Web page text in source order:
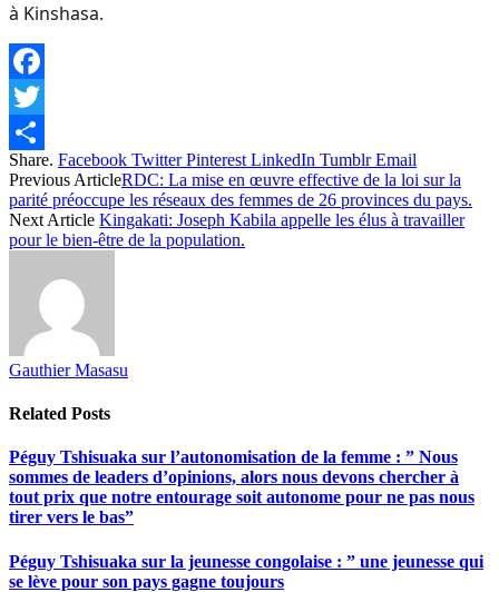
à Kinshasa.
Facebook
Twitter
Share
Share. Facebook Twitter Pinterest LinkedIn Tumblr Email
Previous ArticleRDC: La mise en œuvre effective de la loi sur la
parité préoccupe les réseaux des femmes de 26 provinces du pays.
Next Article Kingakati: Joseph Kabila appelle les élus à travailler
pour le bien-être de la population.
Gauthier Masasu
Related Posts
Péguy Tshisuaka sur l’autonomisation de la femme : ” Nous
sommes de leaders d’opinions, alors nous devons chercher à
tout prix que notre entourage soit autonome pour ne pas nous
tirer vers le bas”
Péguy Tshisuaka sur la jeunesse congolaise : ” une jeunesse qui
se lève pour son pays gagne toujours